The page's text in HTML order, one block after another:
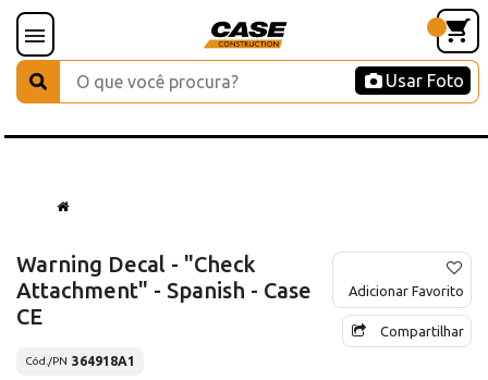
Usar Foto
Warning Decal - "Check
Attachment" - Spanish - Case
CE
Cód./PN 364918A1
Adicionar Favorito
Compartilhar